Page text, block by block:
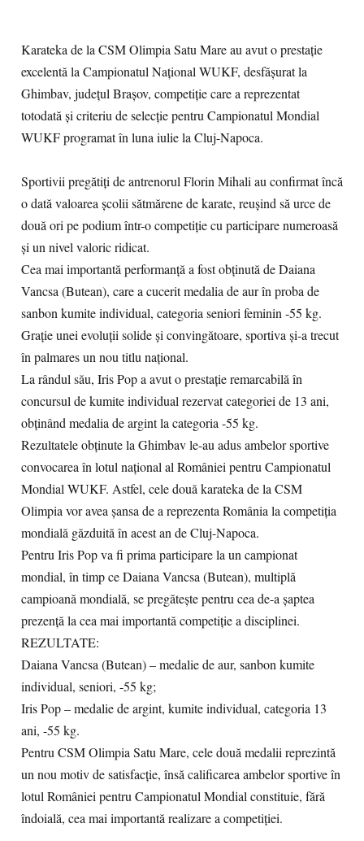
Karateka de la CSM Olimpia Satu Mare au avut o prestație
excelentă la Campionatul Național WUKF, desfășurat la
Ghimbav, județul Brașov, competiție care a reprezentat
totodată și criteriu de selecție pentru Campionatul Mondial
WUKF programat în luna iulie la Cluj-Napoca.
Sportivii pregătiți de antrenorul Florin Mihali au confirmat încă
o dată valoarea școlii sătmărene de karate, reușind să urce de
două ori pe podium într-o competiție cu participare numeroasă
și un nivel valoric ridicat.
Cea mai importantă performanță a fost obținută de Daiana
Vancsa (Butean), care a cucerit medalia de aur în proba de
sanbon kumite individual, categoria seniori feminin -55 kg.
Grație unei evoluții solide și convingătoare, sportiva și-a trecut
în palmares un nou titlu național.
La rândul său, Iris Pop a avut o prestație remarcabilă în
concursul de kumite individual rezervat categoriei de 13 ani,
obținând medalia de argint la categoria -55 kg.
Rezultatele obținute la Ghimbav le-au adus ambelor sportive
convocarea în lotul național al României pentru Campionatul
Mondial WUKF. Astfel, cele două karateka de la CSM
Olimpia vor avea șansa de a reprezenta România la competiția
mondială găzduită în acest an de Cluj-Napoca.
Pentru Iris Pop va fi prima participare la un campionat
mondial, în timp ce Daiana Vancsa (Butean), multiplă
campioană mondială, se pregătește pentru cea de-a șaptea
prezență la cea mai importantă competiție a disciplinei.
REZULTATE:
Daiana Vancsa (Butean) – medalie de aur, sanbon kumite
individual, seniori, -55 kg;
Iris Pop – medalie de argint, kumite individual, categoria 13
ani, -55 kg.
Pentru CSM Olimpia Satu Mare, cele două medalii reprezintă
un nou motiv de satisfacție, însă calificarea ambelor sportive în
lotul României pentru Campionatul Mondial constituie, fără
îndoială, cea mai importantă realizare a competiției.